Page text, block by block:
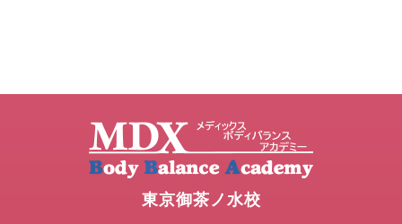
東京御茶ノ水校